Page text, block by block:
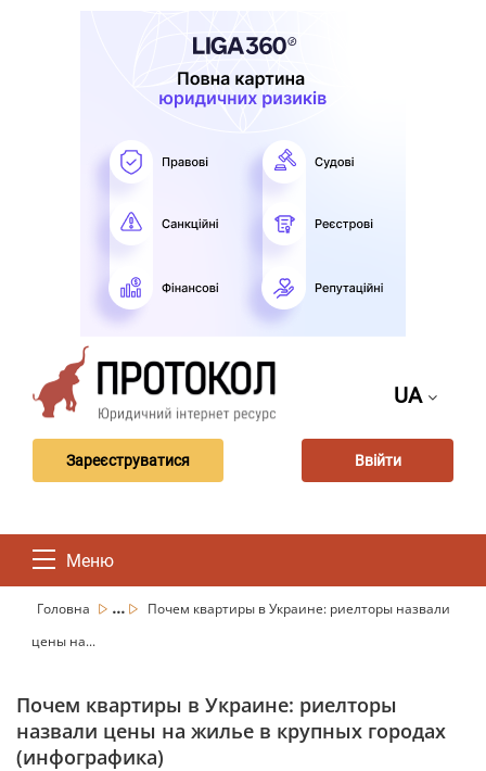
UA
Зареєструватися Ввійти
Меню
Головна ...
Почем квартиры в Украине: риелторы назвали
цены на...
Почем квартиры в Украине: риелторы
назвали цены на жилье в крупных городах
(инфографика)